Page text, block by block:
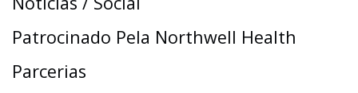
Patrocinado Pela Northwell Health
Parcerias